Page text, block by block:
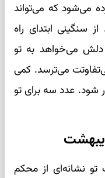
می‌شود که می‌تواند
سنگینی ابتدای راه
می‌خواهد به تو
می‌ترسد. کمی
شود. عدد سه برای تو
تو نشانه‌ای از محکم